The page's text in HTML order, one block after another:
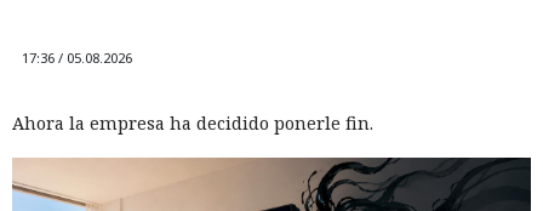
17:36 / 05.08.2026
Ahora la empresa ha decidido ponerle fin.